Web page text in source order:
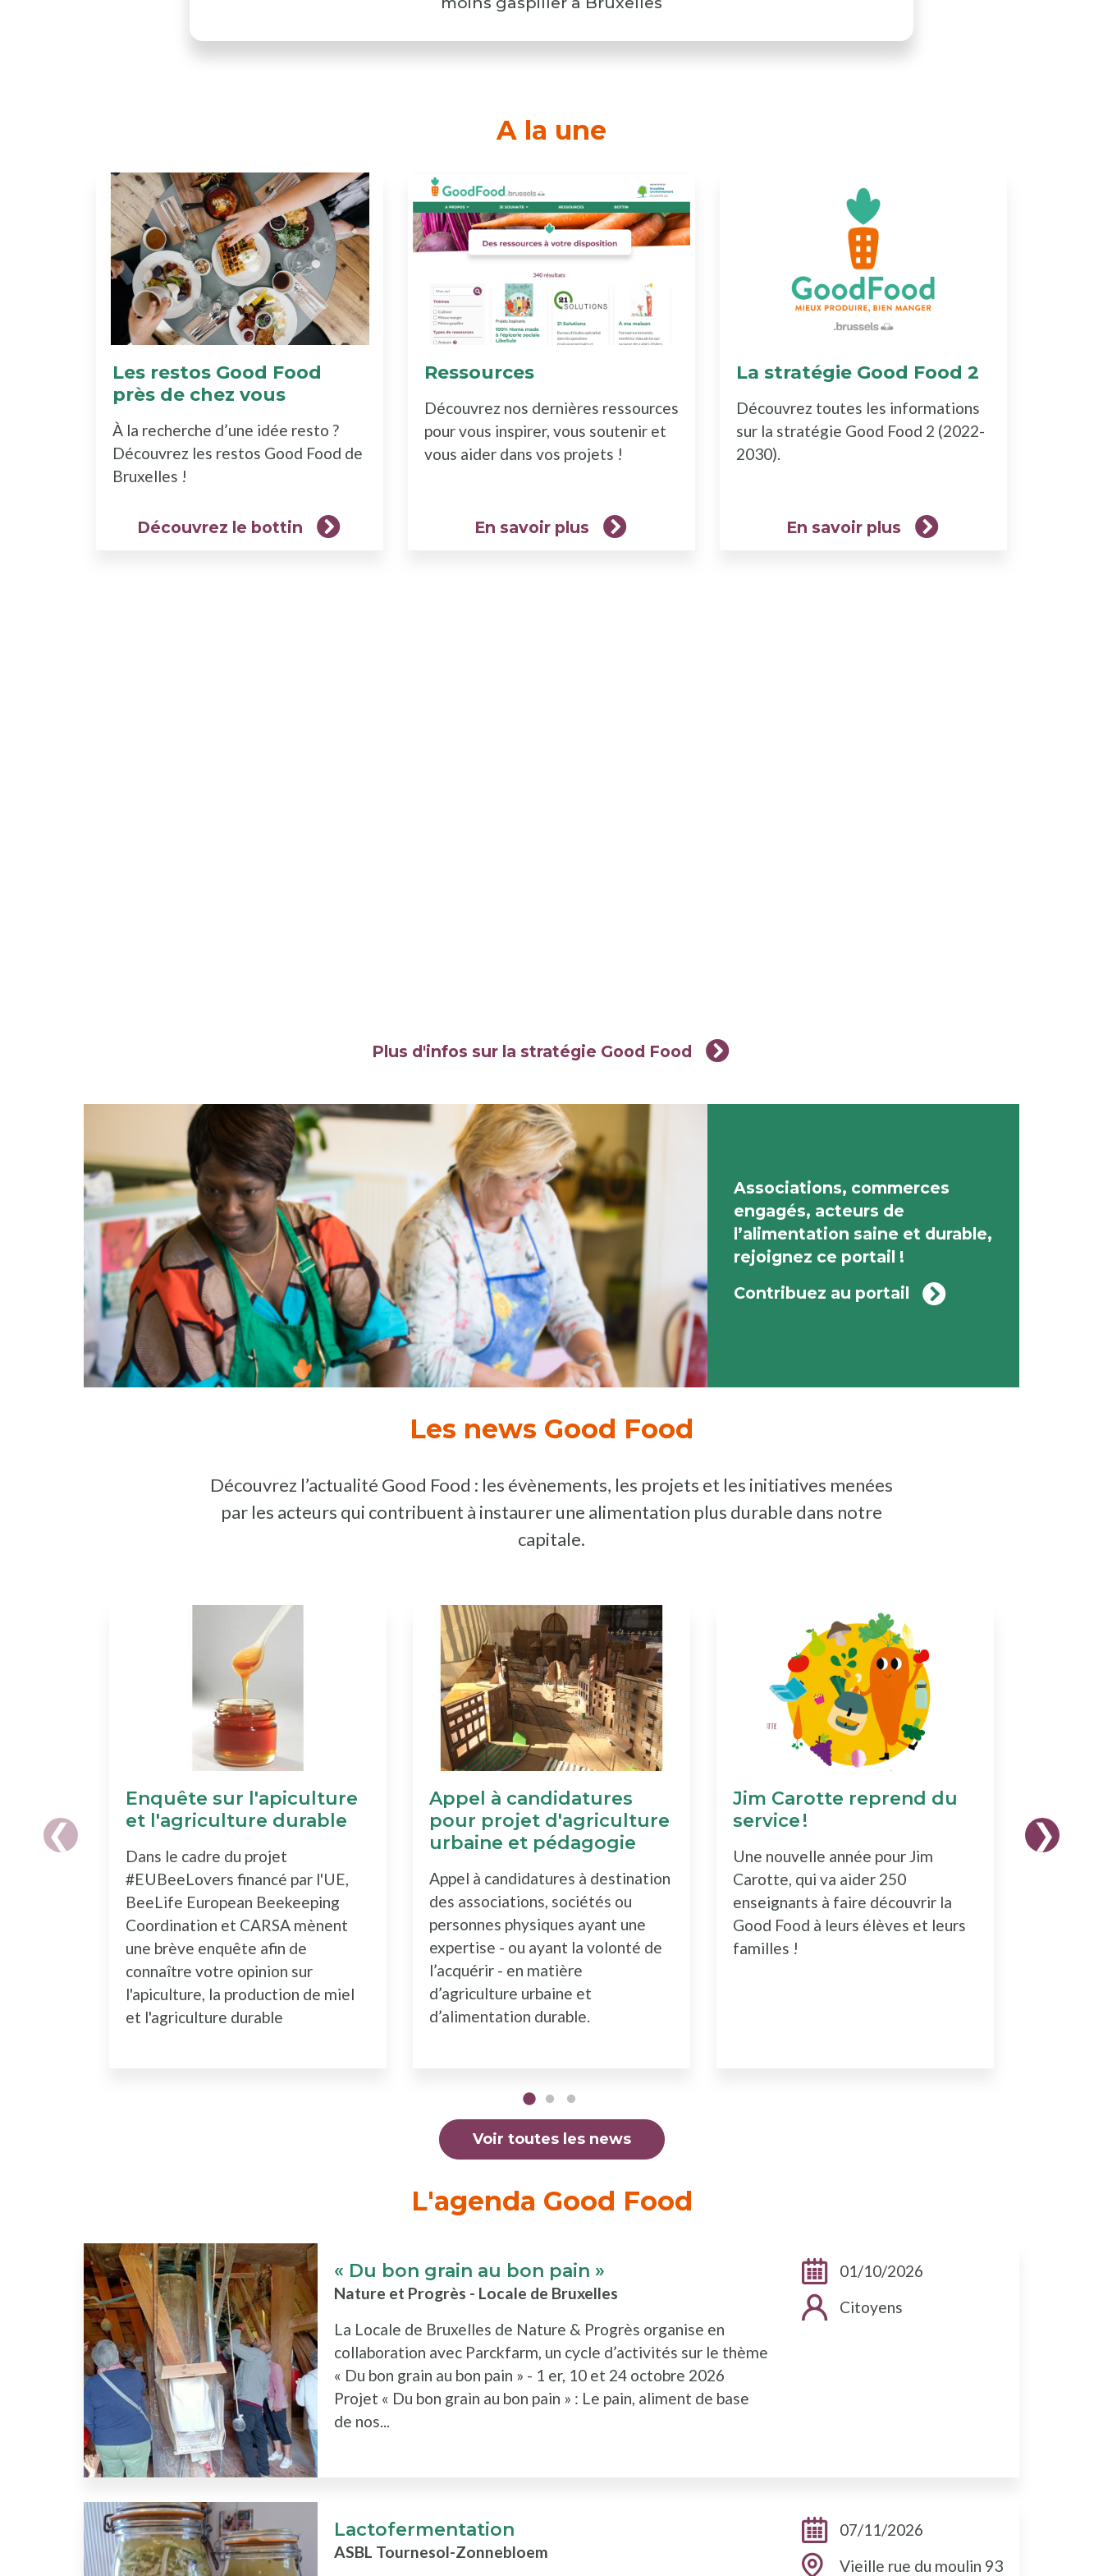
A la une
Les restos Good Food
près de chez vous
bottin)
À la recherche d’une idée resto ?
Découvrez les restos Good Food de
Bruxelles !
Découvrez le bottin
Ressources
plus)
Découvrez nos dernières ressources
pour vous inspirer, vous soutenir et
vous aider dans vos projets !
En savoir plus
La stratégie Good Food 2
Découvrez toutes les informations
sur la stratégie Good Food 2 (2022-
2030).
En savoir plus
Plus d'infos sur la stratégie Good Food
Associations, commerces
engagés, acteurs de
l’alimentation saine et durable,
rejoignez ce portail !
Contribuez au portail
Les news Good Food
Découvrez l’actualité Good Food : les évènements, les projets et les initiatives menées
par les acteurs qui contribuent à instaurer une alimentation plus durable dans notre
capitale.
Enquête sur l'apiculture
et l'agriculture durable
Dans le cadre du projet
#EUBeeLovers financé par l'UE,
BeeLife European Beekeeping
Coordination et CARSA mènent
une brève enquête afin de
connaître votre opinion sur
l'apiculture, la production de miel
et l'agriculture durable
Appel à candidatures
pour projet d'agriculture
urbaine et pédagogie
Appel à candidatures à destination
des associations, sociétés ou
personnes physiques ayant une
expertise - ou ayant la volonté de
l’acquérir - en matière
d’agriculture urbaine et
d’alimentation durable.
Jim Carotte reprend du
service !
Une nouvelle année pour Jim
Carotte, qui va aider 250
enseignants à faire découvrir la
Good Food à leurs élèves et leurs
familles !
2025-
Les
Voir toutes les news
L'agenda Good Food
« Du bon grain au bon pain »
Nature et Progrès - Locale de Bruxelles
La Locale de Bruxelles de Nature & Progrès organise en
collaboration avec Parckfarm, un cycle d’activités sur le thème
« Du bon grain au bon pain » - 1 er, 10 et 24 octobre 2026
Projet « Du bon grain au bon pain » : Le pain, aliment de base
de nos...
Dates:01/10/2026
Public cible:
Citoyens
Lactofermentation
ASBL Tournesol-Zonnebloem
Dates:07/11/2026
Adresse:Vieille rue du moulin 93